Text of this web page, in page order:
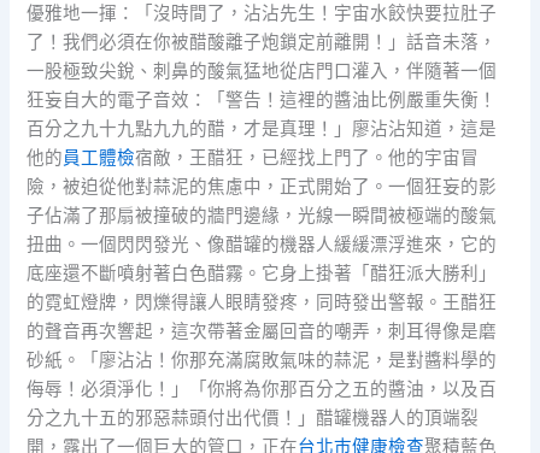
優雅地一揮：「沒時間了，沾沾先生！宇宙水餃快要拉肚子
了！我們必須在你被醋酸離子炮鎖定前離開！」話音未落，
一股極致尖銳、刺鼻的酸氣猛地從店門口灌入，伴隨著一個
狂妄自大的電子音效：「警告！這裡的醬油比例嚴重失衡！
百分之九十九點九九的醋，才是真理！」廖沾沾知道，這是
他的員工體檢宿敵，王醋狂，已經找上門了。他的宇宙冒
險，被迫從他對蒜泥的焦慮中，正式開始了。一個狂妄的影
子佔滿了那扇被撞破的牆門邊緣，光線一瞬間被極端的酸氣
扭曲。一個閃閃發光、像醋罐的機器人緩緩漂浮進來，它的
底座還不斷噴射著白色醋霧。它身上掛著「醋狂派大勝利」
的霓虹燈牌，閃爍得讓人眼睛發疼，同時發出警報。王醋狂
的聲音再次響起，這次帶著金屬回音的嘲弄，刺耳得像是磨
砂紙。「廖沾沾！你那充滿腐敗氣味的蒜泥，是對醬料學的
侮辱！必須淨化！」「你將為你那百分之五的醬油，以及百
分之九十五的邪惡蒜頭付出代價！」醋罐機器人的頂端裂
開，露出了一個巨大的管口，正在台北巿健康檢查聚積藍色